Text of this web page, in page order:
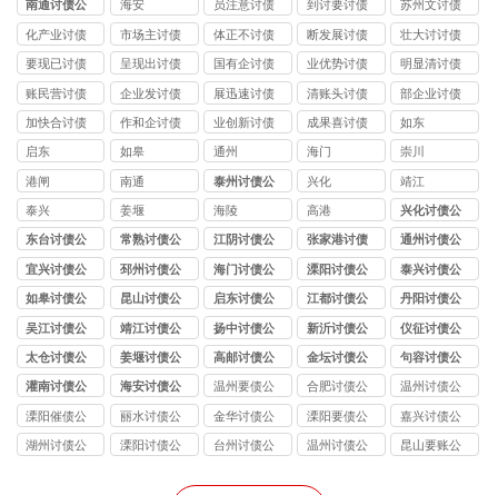
南通讨债公
司
海安
员注意讨债
公司
到讨要讨债
公司
苏州文讨债
公司
化产业讨债
公司
市场主讨债
公司
体正不讨债
公司
断发展讨债
公司
壮大讨讨债
公司
要现已讨债
公司
呈现出讨债
公司
国有企讨债
公司
业优势讨债
公司
明显清讨债
公司
账民营讨债
公司
企业发讨债
公司
展迅速讨债
公司
清账头讨债
公司
部企业讨债
公司
加快合讨债
公司
作和企讨债
公司
业创新讨债
公司
成果喜讨债
公司
如东
启东 如皋 通州 海门 崇川
港闸 南通
泰州讨债公
司
兴化 靖江
泰兴 姜堰 海陵 高港
兴化讨债公
司
东台讨债公
司
常熟讨债公
司
江阴讨债公
司
张家港讨债
公司
通州讨债公
司
宜兴讨债公
司
邳州讨债公
司
海门讨债公
司
溧阳讨债公
司
泰兴讨债公
司
如皋讨债公
司
昆山讨债公
司
启东讨债公
司
江都讨债公
司
丹阳讨债公
司
吴江讨债公
司
靖江讨债公
司
扬中讨债公
司
新沂讨债公
司
仪征讨债公
司
太仓讨债公
司
姜堰讨债公
司
高邮讨债公
司
金坛讨债公
司
句容讨债公
司
灌南讨债公
司
海安讨债公
司
温州要债公
司
合肥讨债公
司
温州讨债公
司
溧阳催债公
司
丽水讨债公
司
金华讨债公
司
溧阳要债公
司
嘉兴讨债公
司
湖州讨债公
溧阳讨债公
台州讨债公
温州讨债公
昆山要账公